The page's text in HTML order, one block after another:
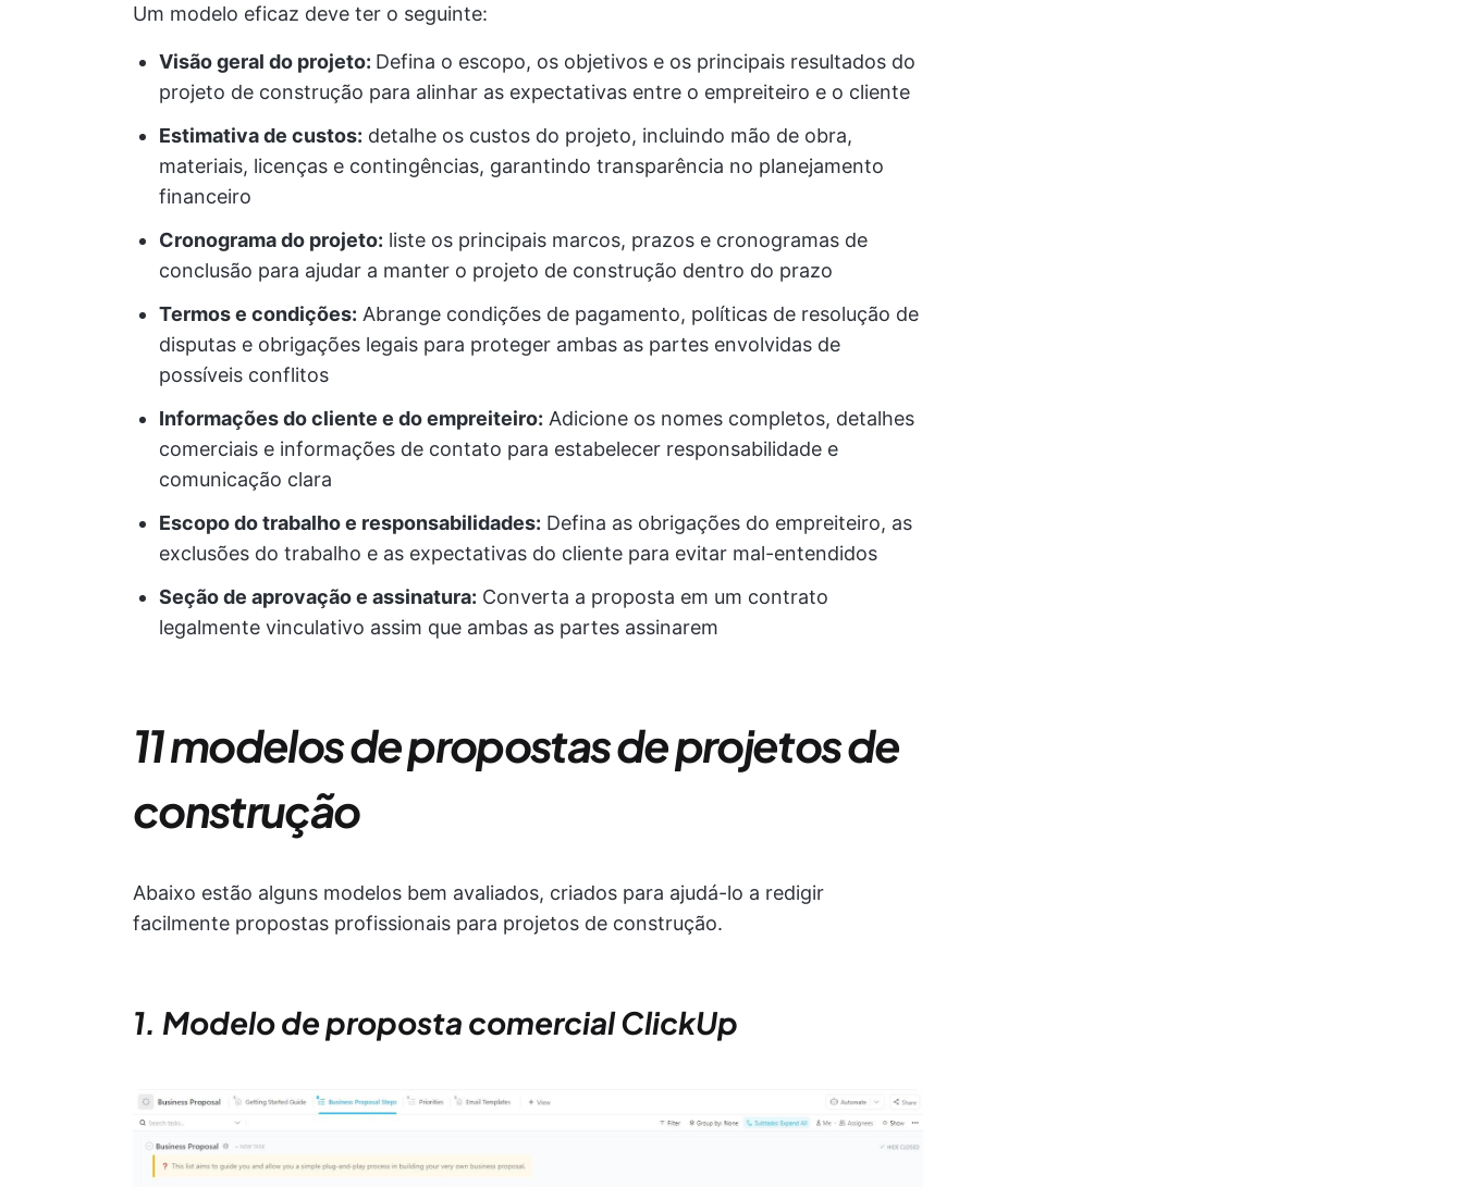
Um modelo eficaz deve ter o seguinte:
Visão geral do projeto: Defina o escopo, os objetivos e os principais resultados do
projeto de construção para alinhar as expectativas entre o empreiteiro e o cliente
Estimativa de custos: detalhe os custos do projeto, incluindo mão de obra,
materiais, licenças e contingências, garantindo transparência no planejamento
financeiro
Cronograma do projeto: liste os principais marcos, prazos e cronogramas de
conclusão para ajudar a manter o projeto de construção dentro do prazo
Termos e condições: Abrange condições de pagamento, políticas de resolução de
disputas e obrigações legais para proteger ambas as partes envolvidas de
possíveis conflitos
Informações do cliente e do empreiteiro: Adicione os nomes completos, detalhes
comerciais e informações de contato para estabelecer responsabilidade e
comunicação clara
Escopo do trabalho e responsabilidades: Defina as obrigações do empreiteiro, as
exclusões do trabalho e as expectativas do cliente para evitar mal-entendidos
Seção de aprovação e assinatura: Converta a proposta em um contrato
legalmente vinculativo assim que ambas as partes assinarem
11 modelos de propostas de projetos de
construção
Abaixo estão alguns modelos bem avaliados, criados para ajudá-lo a redigir
facilmente propostas profissionais para projetos de construção.
1. Modelo de proposta comercial ClickUp